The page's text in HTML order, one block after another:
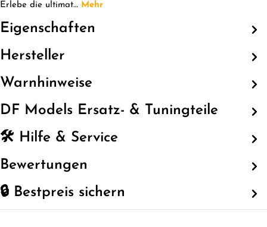
Erlebe die ultimat… Mehr
Eigenschaften
Hersteller
Warnhinweise
DF Models Ersatz- & Tuningteile
🛠️ Hilfe & Service
Bewertungen
🔒 Bestpreis sichern